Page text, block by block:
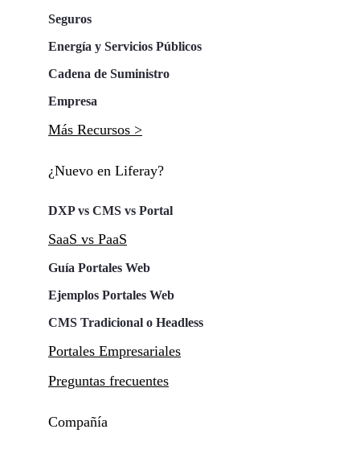
Seguros
Energía y Servicios Públicos
Cadena de Suministro
Empresa
Más Recursos >
¿Nuevo en Liferay?
DXP vs CMS vs Portal
SaaS vs PaaS
Guía Portales Web
Ejemplos Portales Web
CMS Tradicional o Headless
Portales Empresariales
Preguntas frecuentes
Compañía